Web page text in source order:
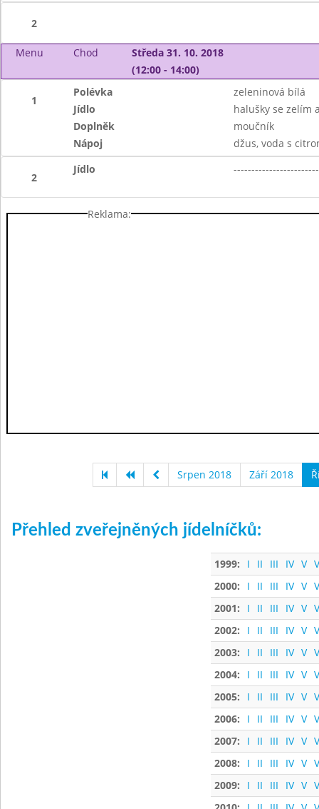
2
Menu Chod
Středa 31. 10. 2018
(12:00 - 14:00)
1
Polévka
zeleninová bílá
Jídlo
halušky se zelím
Doplněk
moučník
Nápoj
džus, voda s
2
Jídlo
Reklama:
Srpen 2018 Září 2018
Přehled zveřejněných jídelníčků:
1999: I II III IV V
2000:
I II III IV V
2001:
I II III IV V
2002:
I II III IV V
2003:
I II III IV V
2004:
I II III IV V
2005:
I II III IV V
2006:
I II III IV V
2007:
I II III IV V
2008:
I II III IV V
2009:
I II III IV V